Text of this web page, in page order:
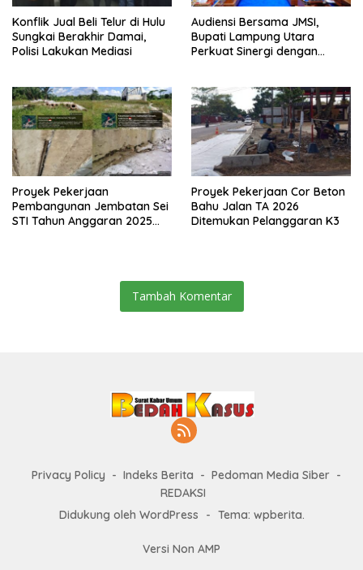
Konflik Jual Beli Telur di Hulu
Sungkai Berakhir Damai,
Polisi Lakukan Mediasi
Audiensi Bersama JMSI,
Bupati Lampung Utara
Perkuat Sinergi dengan
Proyek Pekerjaan
Pembangunan Jembatan Sei
STI Tahun Anggaran 2025
Proyek Pekerjaan Cor Beton
Bahu Jalan TA 2026
Ditemukan Pelanggaran K3
Tambah Komentar
Privacy Policy Indeks Berita
Pedoman Media Siber
REDAKSI
Didukung oleh WordPress
- Tema: wpberita.
Versi Non AMP